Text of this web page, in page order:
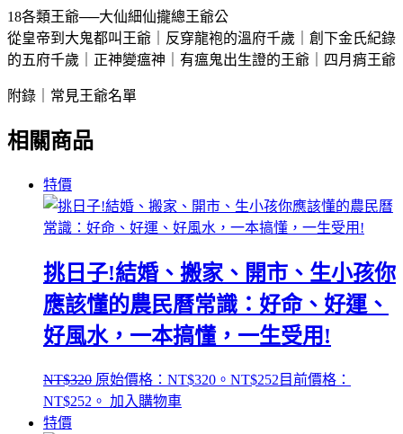
18各類王爺──大仙細仙攏總王爺公
從皇帝到大鬼都叫王爺｜反穿龍袍的溫府千歲｜創下金氏紀錄
的五府千歲｜正神變瘟神｜有瘟鬼出生證的王爺｜四月痟王爺
附錄｜常見王爺名單
相關商品
特價
挑日子!結婚、搬家、開市、生小孩你
應該懂的農民曆常識：好命、好運、
好風水，一本搞懂，一生受用!
NT$320 原始價格：NT$320。 NT$252 目前價格：
NT$252。 加入購物車
特價